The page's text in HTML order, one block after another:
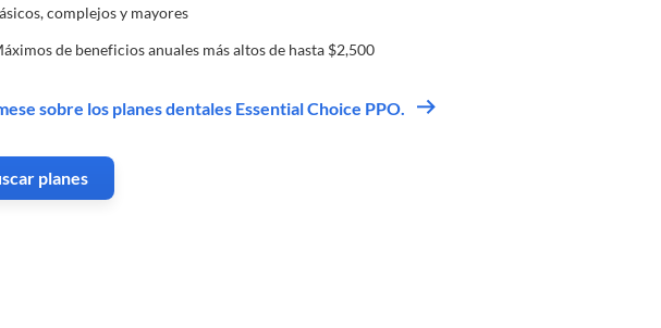
complejos y mayores
de beneficios anuales más altos de hasta $2,500
sobre los planes dentales Essential Choice PPO.
planes